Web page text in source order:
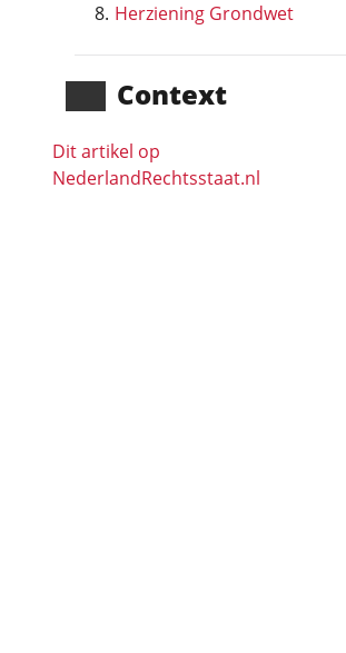
Herziening Grondwet
Context
Dit artikel op
NederlandRechts­staat.nl